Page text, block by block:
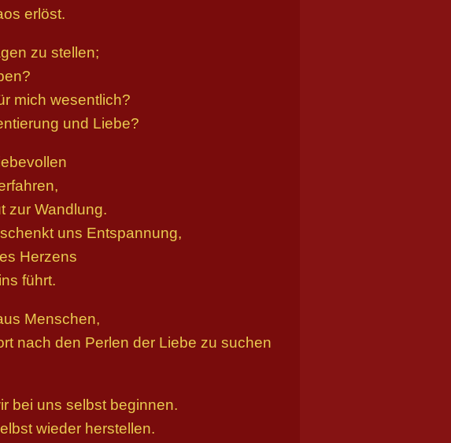
erlöst.
zu stellen;
mich wesentlich?
und Liebe?
zur Wandlung.
uns Entspannung,
Herzens
führt.
Menschen,
nach den Perlen der Liebe zu suchen
bei uns selbst beginnen.
wieder herstellen.